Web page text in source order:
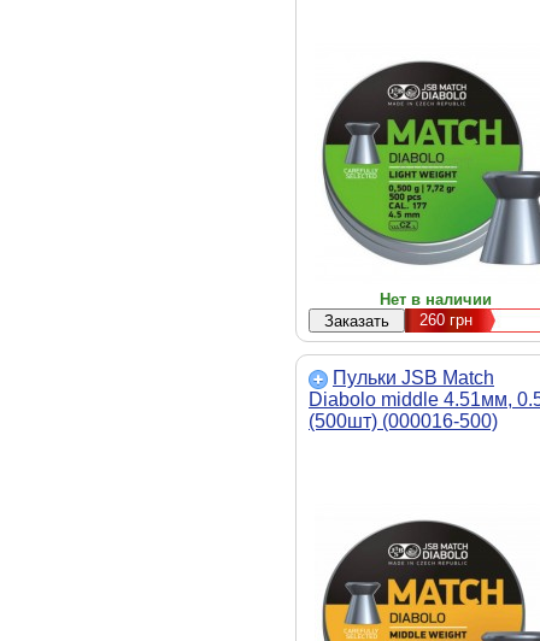
Нет в наличии
260грн
Пульки JSB Match
Diabolo middle 4.51мм,
(500шт) (000016-500)